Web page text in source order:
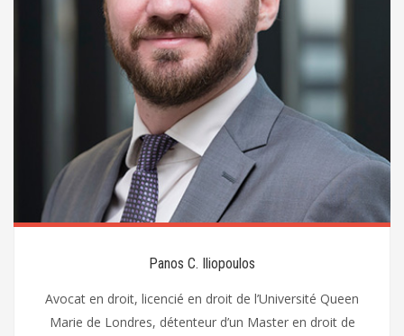
Panos C. Iliopoulos
Avocat en droit, licencié en droit de l’Université Queen
Marie de Londres, détenteur d’un Master en droit de